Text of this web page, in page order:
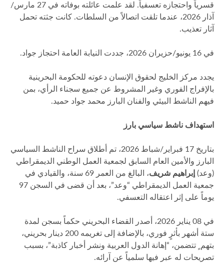
قسرياً واحتجازه تعسفياً. لقد علمت عائلته بوفاته في 27 مارس/
آذار 2026، عندما تلقت اتصالاً من السلطات. كانت جثته تحمل
آثار تعذيب.
في 16 يونيو/حزيران 2026، جددت النيابة العامة احتجاز جواد.
يجدد مركز الخليج لحقوق الإنسان دعوته للحكومة البحرينية
بالإفراج الفوري وغير المشروط عن جميع سجناء الرأي، بمن
فيهم الناشط البيئي والفنان البارز محمد جواد حميد.
استهداف ناشط سياسي بارز
بتاريخ 17 فبراير/شباط 2026، تم أطلاق سراح الناشط السياسي
البارز والأمين العام السابق لجمعية العمل الوطني الديمقراطي
(وعد) إبراهيم شريف
، البالغ من العمر 69 سنة، والقيادي في
جمعية العمل الديمقراطي “وعد”، بعد أن قضى في السجن 97
يوماً على إثر اعتقاله التعسفي.
في 08 يناير 2026، أصدر القضاء البحريني حكماً بسجن لمدة
ستة أشهر بأثرٍ فوري، بالإضافة إلى تغريمه 200 دينار بحريني،
بتهم ٍ تتضمن، “إهانة الدول العربية ونشر أخبار كاذبة”، بسبب
تصريحات له عبر فيها سلمياً عن آرائه.